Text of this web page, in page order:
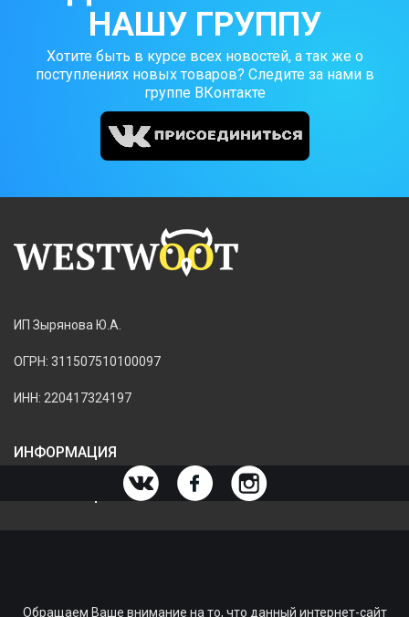
НАШУ ГРУППУ
Хотите быть в курсе всех новостей, а так же о
поступлениях новых товаров? Следите за нами в
группе ВКонтакте
ИП Зырянова Ю.А.
ОГРН: 311507510100097
ИНН: 220417324197
ИНФОРМАЦИЯ
ИНФОРМАЦИЯ О МАГАЗИНЕ
Обращаем Ваше внимание на то, что данный интернет-сайт